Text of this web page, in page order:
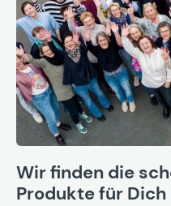
Wir finden die
Produkte für Dich